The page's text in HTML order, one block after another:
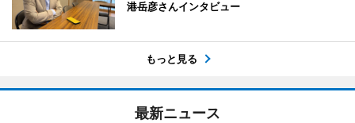
港岳彦さんインタビュー
もっと見る
最新ニュース